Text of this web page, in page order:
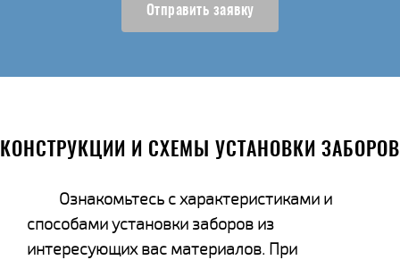
Отправить заявку
КОНСТРУКЦИИ И СХЕМЫ УСТАНОВКИ ЗАБОРОВ
Ознакомьтесь с характеристиками и
способами установки заборов из
интересующих вас материалов. При